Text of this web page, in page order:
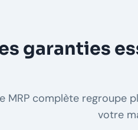
garanties
MRP complète regroupe
votre